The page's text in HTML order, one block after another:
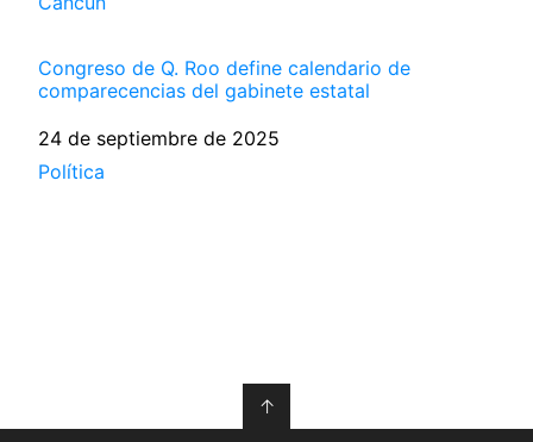
Congreso de Q. Roo define calendario de
comparecencias del gabinete estatal
Fecha
24 de septiembre de 2025
Respecto a
Política
↑